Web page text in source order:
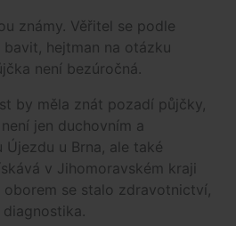
známy. Věřitel se podle
hejtman na otázku
není bezúročná.
by měla znát pozadí půjčky,
jen duchovním a
u Brna, ale také
v Jihomoravském kraji
se stalo zdravotnictví,